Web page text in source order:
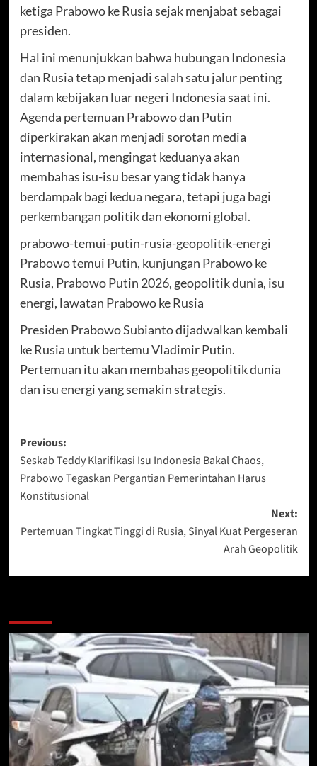
ketiga Prabowo ke Rusia sejak menjabat sebagai
presiden.
Hal ini menunjukkan bahwa hubungan Indonesia
dan Rusia tetap menjadi salah satu jalur penting
dalam kebijakan luar negeri Indonesia saat ini.
Agenda pertemuan Prabowo dan Putin
diperkirakan akan menjadi sorotan media
internasional, mengingat keduanya akan
membahas isu-isu besar yang tidak hanya
berdampak bagi kedua negara, tetapi juga bagi
perkembangan politik dan ekonomi global.
prabowo-temui-putin-rusia-geopolitik-energi
Prabowo temui Putin, kunjungan Prabowo ke
Rusia, Prabowo Putin 2026, geopolitik dunia, isu
energi, lawatan Prabowo ke Rusia
Presiden Prabowo Subianto dijadwalkan kembali
ke Rusia untuk bertemu Vladimir Putin.
Pertemuan itu akan membahas geopolitik dunia
dan isu energi yang semakin strategis.
Post
navigation
Previous:
Seskab Teddy Klarifikasi Isu Indonesia Bakal Chaos,
Prabowo Tegaskan Pergantian Pemerintahan Harus
Konstitusional
Next:
Pertemuan Tingkat Tinggi di Rusia, Sinyal Kuat Pergeseran
Arah Geopolitik